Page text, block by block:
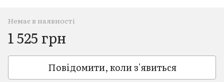
Немає в наявності
1 525 грн
Повідомити, коли з'явиться